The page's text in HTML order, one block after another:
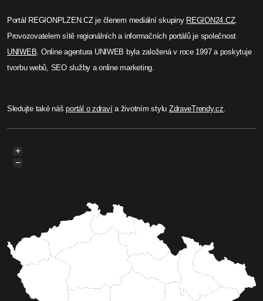
Portál REGIONPLZEN.CZ je členem mediální skupiny REGION24.CZ.
Provozovatelem sítě regionálních a informačních portálů je společnost
UNIWEB . Online agentura UNIWEB byla založená v roce 1997 a poskytuje
tvorbu webů, SEO služby a online marketing.
Sledujte také nášportál o zdravía životním stylu ZdraveTrendy.cz
+
−